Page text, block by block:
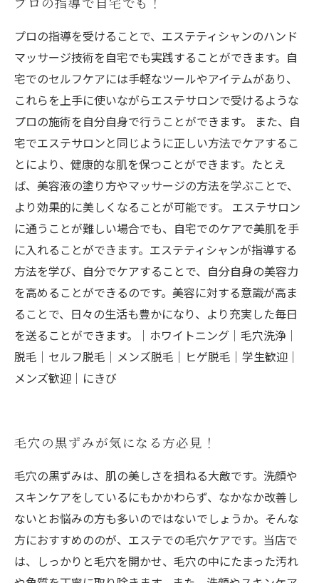
プロの指導を受けることで、エステティシャンのハンド
マッサージ技術を自宅でも実践することができます。自
宅でのセルフケアには手軽なツールやアイテムがあり、
これらを上手に使いながらエステサロンで受けるような
プロの施術を自分自身で行うことができます。 また、自
宅でエステサロンと同じように正しい方法でケアするこ
とにより、健康的な肌を保つことができます。たとえ
ば、美容液の塗り方やマッサージの方法を学ぶことで、
より効果的に美しくなることが可能です。 エステサロン
に通うことが難しい場合でも、自宅でのケアで美肌を手
に入れることができます。エステティシャンが指導する
方法を学び、自分でケアすることで、自分自身の美容力
を高めることができるのです。美容に対する意識が高ま
ることで、日々の生活も豊かになり、より充実した毎日
を送ることができます。｜ホワイトニング｜毛穴洗浄｜
脱毛｜セルフ脱毛｜メンズ脱毛｜ヒゲ脱毛｜学生歓迎｜
メンズ歓迎｜にきび
毛穴の黒ずみが気になる方必見！
毛穴の黒ずみは、肌の美しさを損ねる大敵です。洗顔や
スキンケアをしているにもかかわらず、なかなか改善し
ないとお悩みの方も多いのではないでしょうか。そんな
方におすすめののが、エステでの毛穴ケアです。当店で
は、しっかりと毛穴を開かせ、毛穴の中にたまった汚れ